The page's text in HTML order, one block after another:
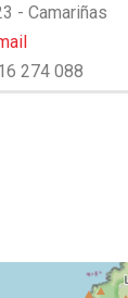
- Camariñas
274 088